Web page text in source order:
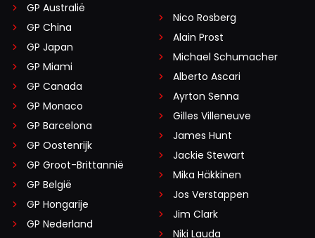
GP Australië
GP China
GP Japan
GP Miami
GP Canada
GP Monaco
GP Barcelona
GP Oostenrijk
GP Groot-Brittannië
GP België
GP Hongarije
GP Nederland
Nico Rosberg
Alain Prost
Michael Schumacher
Alberto Ascari
Ayrton Senna
Gilles Villeneuve
James Hunt
Jackie Stewart
Mika Häkkinen
Jos Verstappen
Jim Clark
Niki Lauda